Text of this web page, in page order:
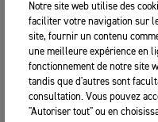
Notre site web utilise des
faciliter votre navigation sur
site, fournir un contenu
une meilleure expérience en
fonctionnement de notre site
tandis que d'autres sont
consultation. Vous pouvez
"Autoriser tout" ou en